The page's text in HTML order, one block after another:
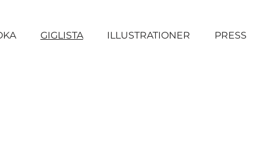
GIGLISTA ILLUSTRATIONER PRESS